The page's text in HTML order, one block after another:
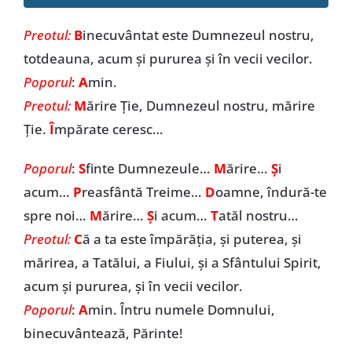
Preotul: Binecuvântat este Dumnezeul nostru,
totdeauna, acum și pururea și în vecii vecilor.
Poporul: Amin.
Preotul: Mărire Ție, Dumnezeul nostru, mărire
Ție.Împărate ceresc…
Poporul: Sfinte Dumnezeule… Mărire… Și
acum… Preasfântă Treime… Doamne, îndură-te
spre noi… Mărire… Și acum… Tatăl nostru…
Preotul: Că a ta este împărăția, și puterea, și
mărirea, a Tatălui, a Fiului, și a Sfântului Spirit,
acum și pururea, și în vecii vecilor.
Poporul: Amin. Întru numele Domnului,
binecuvântează, Părinte!